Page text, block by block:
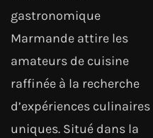
gastronomique
Marmande attire les
amateurs de cuisine
raffinée à la recherche
d’expériences culinaires
uniques. Situé dans la